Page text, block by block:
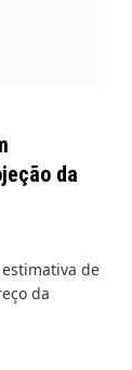
da
de
da